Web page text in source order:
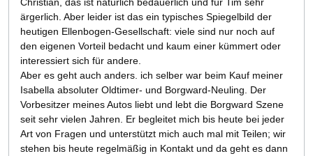
ärgerlich. Aber leider ist das ein typisches Spiegelbild der
heutigen Ellenbogen-Gesellschaft: viele sind nur noch auf
den eigenen Vorteil bedacht und kaum einer kümmert oder
interessiert sich für andere.
Aber es geht auch anders. ich selber war beim Kauf meiner
Isabella absoluter Oldtimer- und Borgward-Neuling. Der
Vorbesitzer meines Autos liebt und lebt die Borgward Szene
seit sehr vielen Jahren. Er begleitet mich bis heute bei jeder
Art von Fragen und unterstützt mich auch mal mit Teilen; wir
stehen bis heute regelmäßig in Kontakt und da geht es dann